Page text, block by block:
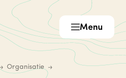
Menu
Organisatie